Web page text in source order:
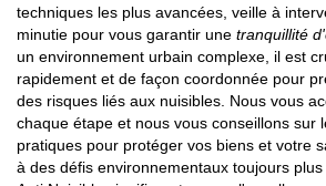
techniques les plus avancées, veille à
minutie pour vous garantir une tranquillité
un environnement urbain complexe, il est
rapidement et de façon coordonnée pour
des risques liés aux nuisibles. Nous vous
chaque étape et nous vous conseillons sur
pratiques pour protéger vos biens et votre
à des défis environnementaux toujours